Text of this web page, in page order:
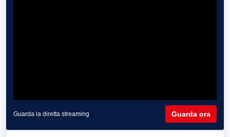
Guarda la diretta streaming Guarda ora